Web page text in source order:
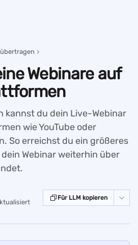
Webinare auf
kannst du dein Live-Webinar
wie YouTube oder
So erreichst du ein größeres
Webinar weiterhin über
Für LLM kopieren